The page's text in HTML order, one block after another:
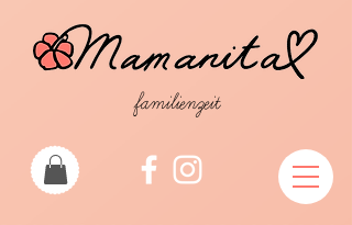
familienzeit